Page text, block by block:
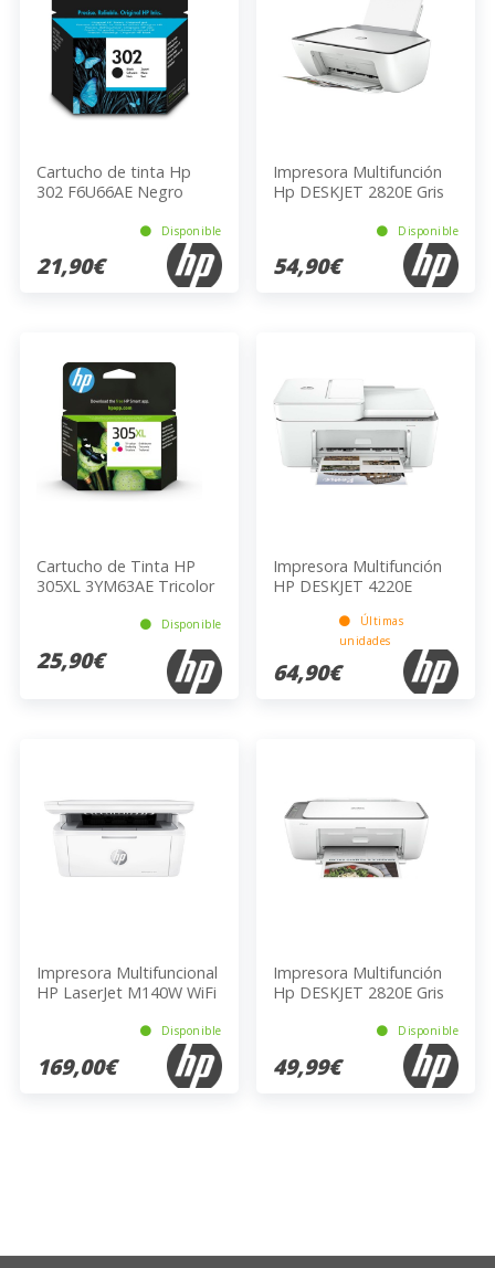
Cartucho de tinta Hp
302 F6U66AE Negro
Disponible
21,90€
Impresora Multifunción
Hp DESKJET 2820E Gris
Disponible
54,90€
Cartucho de Tinta HP
305XL 3YM63AE Tricolor
Disponible
25,90€
Impresora Multifunción
HP DESKJET 4220E
4800x1200px 8.5ppm
Últimas
unidades
64,90€
Impresora Multifuncional
HP LaserJet M140W WiFi
600x600dpi BlancoDisponible
169,00€
Impresora Multifunción
Hp DESKJET 2820E Gris
Disponible
49,99€